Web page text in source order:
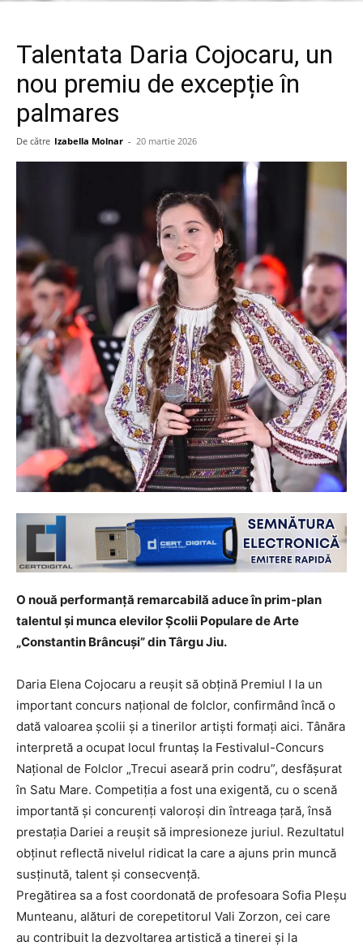
Talentata Daria Cojocaru, un
nou premiu de excepție în
palmares
De către Izabella Molnar - 20 martie 2026
O nouă performanță remarcabilă aduce în prim-plan
talentul și munca elevilor Școlii Populare de Arte
„Constantin Brâncuși” din Târgu Jiu.
Daria Elena Cojocaru a reușit să obțină Premiul I la un
important concurs național de folclor, confirmând încă o
dată valoarea școlii și a tinerilor artiști formați aici. Tânăra
interpretă a ocupat locul fruntaș la Festivalul-Concurs
Național de Folclor „Trecui aseară prin codru”, desfășurat
în Satu Mare. Competiția a fost una exigentă, cu o scenă
importantă și concurenți valoroși din întreaga țară, însă
prestația Dariei a reușit să impresioneze juriul. Rezultatul
obținut reflectă nivelul ridicat la care a ajuns prin muncă
susținută, talent și consecvență.
Pregătirea sa a fost coordonată de profesoara Sofia Pleșu
Munteanu, alături de corepetitorul Vali Zorzon, cei care
au contribuit la dezvoltarea artistică a tinerei și la